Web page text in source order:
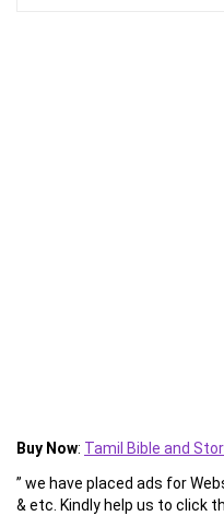
Buy Now: Tamil Bible and
” we have placed ads for
& etc. Kindly help us to click